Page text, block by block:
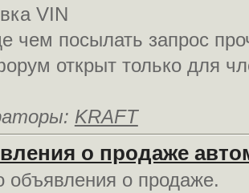
VIN
чем посылать запрос
открыт только для
KRAFT
о продаже
объявления о продаже.